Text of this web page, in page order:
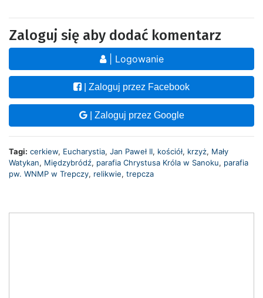
Zaloguj się aby dodać komentarz
| Logowanie
| Zaloguj przez Facebook
| Zaloguj przez Google
Tagi: cerkiew, Eucharystia, Jan Paweł II, kościół, krzyż, Mały
Watykan, Międzybródź, parafia Chrystusa Króla w Sanoku, parafia
pw. WNMP w Trepczy, relikwie, trepcza